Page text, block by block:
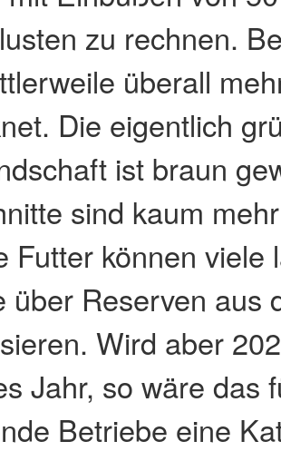
zu rechnen.
überall
Die eigentlich
ist braun
sind kaum
Futter können viele
über Reserven aus
Wird aber
Jahr, so wäre das
Betriebe eine